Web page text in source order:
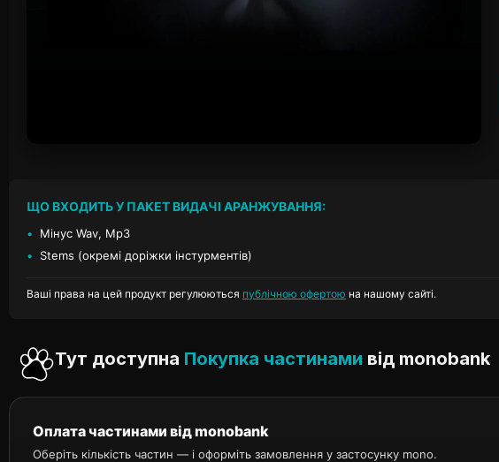
ЩО ВХОДИТЬ У ПАКЕТ ВИДАЧІ АРАНЖУВАННЯ:
•
Мінус Wav, Mp3
•
Stems (окремі доріжки інстурментів)
Ваші права на цей продукт регулюються публічною офертою на нашому сайті.
Тут доступна Покупка частинами від monobank
Оплата частинами від monobank
Оберіть кількість частин — і оформіть замовлення у застосунку mono.